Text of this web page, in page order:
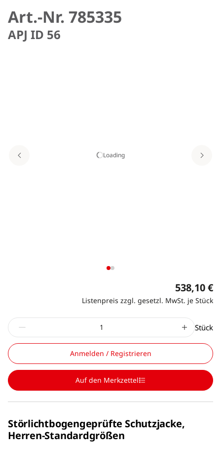
Art.-Nr. 785335
APJ ID 56
Loading
538,10 €
Listenpreis zzgl. gesetzl. MwSt. je Stück
Stück
Anmelden / Registrieren
Auf den Merkzettel
Störlichtbogengeprüfte Schutzjacke,
Herren-Standardgrößen